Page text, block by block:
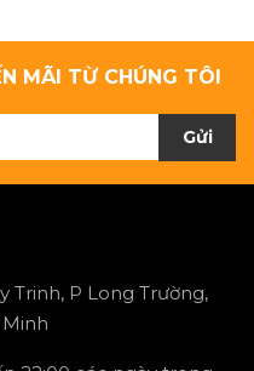
MÃI TỪ CHÚNG TÔI
Gửi
Trinh, P Long Trường,